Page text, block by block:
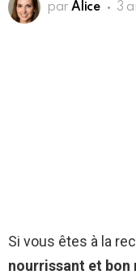
par Alice 3
Si vous êtes à la
nourrissant et bon